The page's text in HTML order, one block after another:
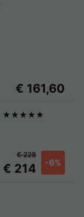
€ 161,60
★★★★★
€ 214 -6%
€ 228